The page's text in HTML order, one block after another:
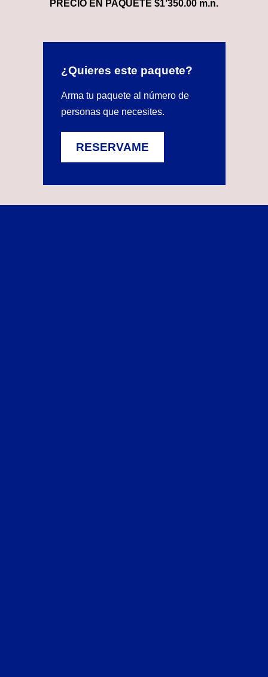
PRECIO EN PAQUETE $1’350.00 m.n.
¿Quieres este paquete?
Arma tu paquete al número de
personas que necesites.
RESERVAME